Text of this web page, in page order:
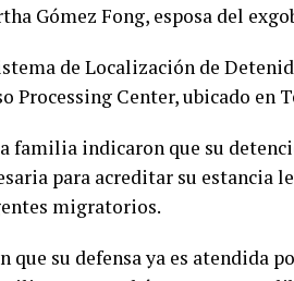
Gómez Fong, esposa del
de Localización de
Processing Center, ubicado en
familia indicaron que su
para acreditar su estancia
migratorios.
que su defensa ya es atendida